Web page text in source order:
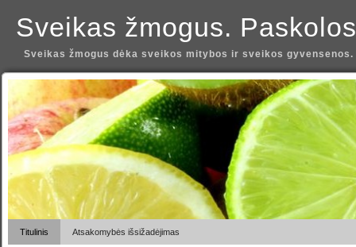
Sveikas žmogus.
Sveikas žmogus dėka sveikos mitybos ir sveikos gyvensenos.
Titulinis Atsakomybės išsižadėjimas